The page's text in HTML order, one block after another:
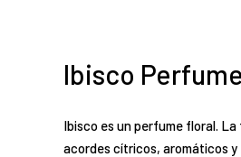
Ibisco
Ibisco es un perfume floral.
acordes cítricos, aromáticos y